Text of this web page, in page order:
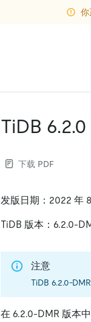
你
TiDB
下载 PDF
发版日期：2022 年
TiDB 版本：6.2.0-
注意
TiDB 6.2.0-
在 6.2.0-DMR 版本